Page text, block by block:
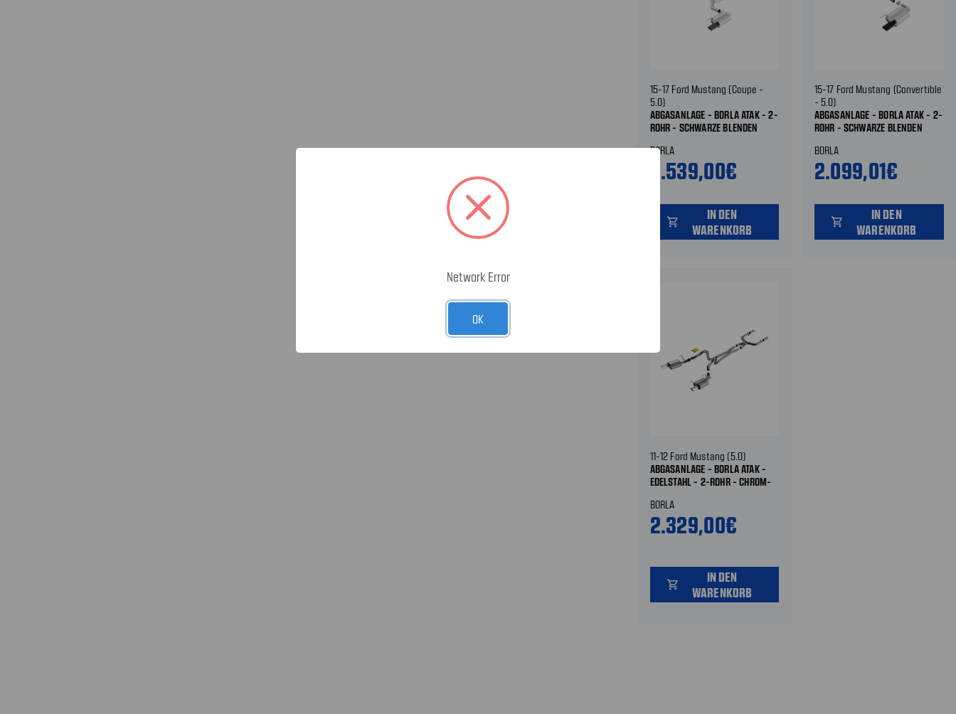
15-17 Ford Mustang (Coupe -
5.0)
ABGASANLAGE - BORLA ATAK - 2-
ROHR - SCHWARZE BLENDEN
BORLA
2.539,00€
shopping_cart
IN DEN
WARENKORB
15-17 Ford Mustang (Convertible
- 5.0)
ABGASANLAGE - BORLA ATAK - 2-
ROHR - SCHWARZE BLENDEN
BORLA
2.099,01€
shopping_cart
IN DEN
WARENKORB
11-12 Ford Mustang (5.0)
ABGASANLAGE - BORLA ATAK -
EDELSTAHL - 2-ROHR - CHROM-
BORLA
2.329,00€
shopping_cart
IN DEN
WARENKORB
Network Error
OK